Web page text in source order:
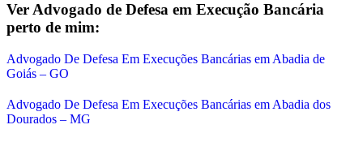
Ver Advogado de Defesa em Execução Bancária
perto de mim:
Advogado De Defesa Em Execuções Bancárias em Abadia de
Goiás – GO
Advogado De Defesa Em Execuções Bancárias em Abadia dos
Dourados – MG